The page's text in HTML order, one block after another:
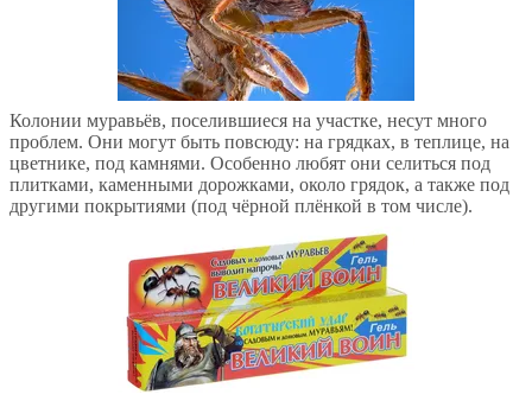
Колонии муравьёв, поселившиеся на участке, несут много
проблем. Они могут быть повсюду: на грядках, в теплице, на
цветнике, под камнями. Особенно любят они селиться под
плитками, каменными дорожками, около грядок, а также под
другими покрытиями (под чёрной плёнкой в том числе).